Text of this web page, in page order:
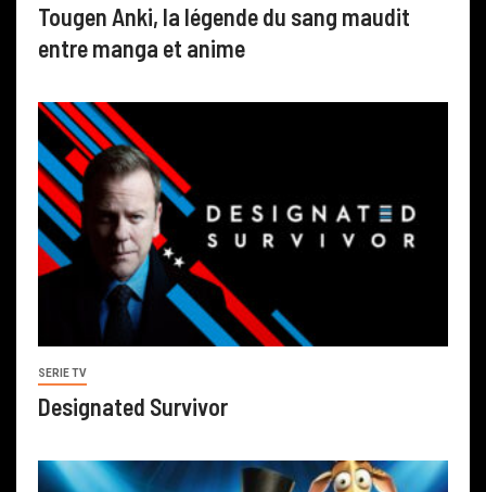
Tougen Anki, la légende du sang maudit
entre manga et anime
SERIE TV
Designated Survivor